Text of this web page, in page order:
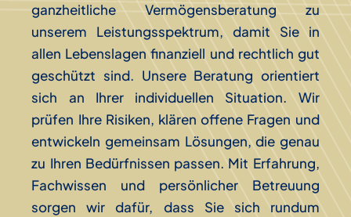
ganzheitliche Vermögensberatung zu
unserem Leistungsspektrum, damit Sie in
allen Lebenslagen finanziell und rechtlich gut
geschützt sind. Unsere Beratung orientiert
sich an Ihrer individuellen Situation. Wir
prüfen Ihre Risiken, klären offene Fragen und
entwickeln gemeinsam Lösungen, die genau
zu Ihren Bedürfnissen passen. Mit Erfahrung,
Fachwissen und persönlicher Betreuung
sorgen wir dafür, dass Sie sich rundum